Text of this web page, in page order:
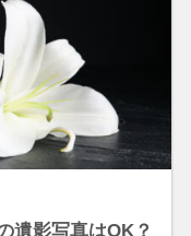
遺影写真はOK？